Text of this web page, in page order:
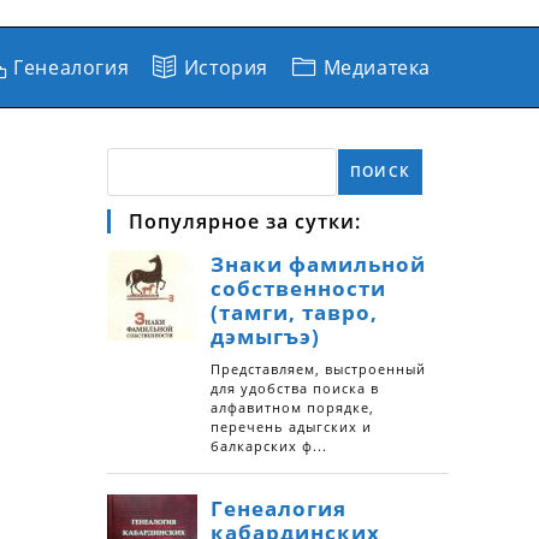
Генеалогия История Медиатека
ПОИСК
Популярное за сутки: